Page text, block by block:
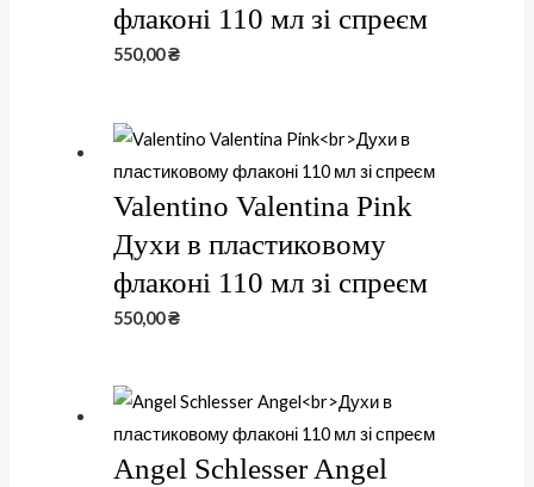
флаконі 110 мл зі спреєм
550,00₴
Valentino Valentina Pink
Духи в пластиковому
флаконі 110 мл зі спреєм
550,00₴
Angel Schlesser Angel